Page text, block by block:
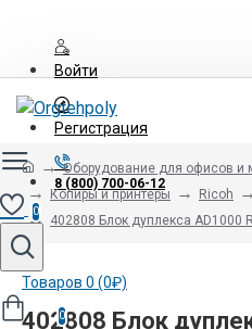
Войти
Регистрация
8 (800) 700-06-12
0
Товаров 0 (0₽)
0
Оборудование для офисов и
Копиры и принтеры
Ricoh
402808 Блок дуплекса AD1000
402808 Блок